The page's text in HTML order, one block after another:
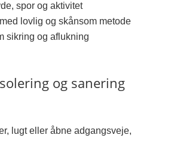
spor og aktivitet
lovlig og skånsom metode
sikring og aflukning
og sanering
lugt eller åbne adgangsveje,